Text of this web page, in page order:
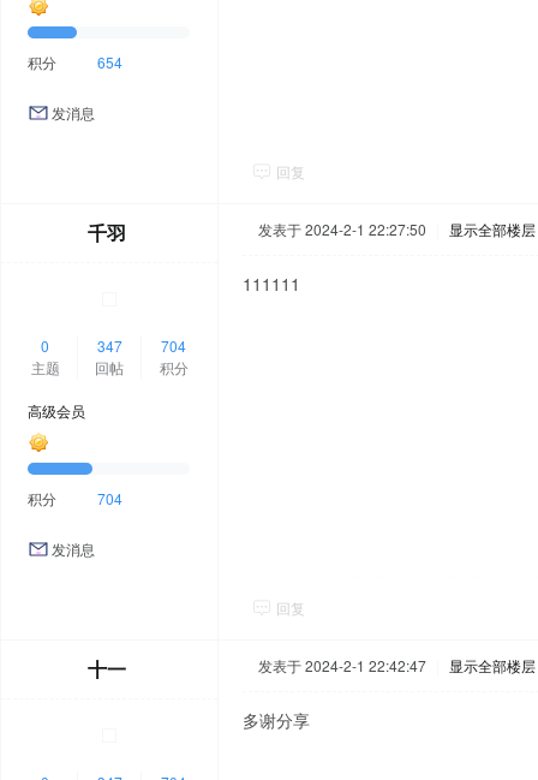
积分 654
发消息
回复
千羽
0
主题
347
回帖
704
积分
高级会员
积分 704
发消息
发表于 2024-2-1 22:27:50 显示全部楼层
111111
回复
十一 发表于 2024-2-1 22:42:47 显示全部楼层
多谢分享